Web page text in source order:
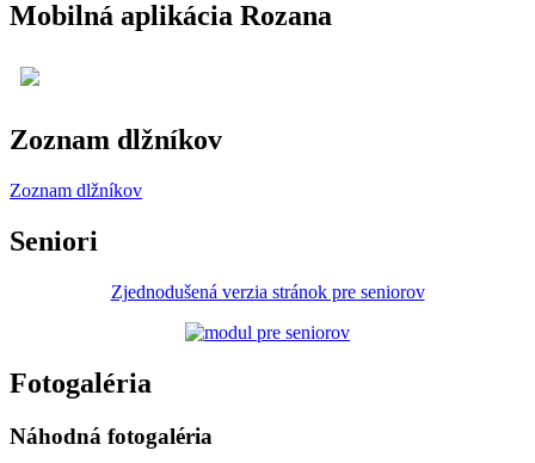
Mobilná aplikácia Rozana
Zoznam dlžníkov
Zoznam dlžníkov
Seniori
Zjednodušená verzia stránok pre seniorov
Fotogaléria
Náhodná fotogaléria